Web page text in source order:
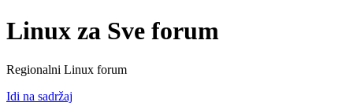
Linux za Sve forum
Regionalni Linux forum
Idi na sadržaj